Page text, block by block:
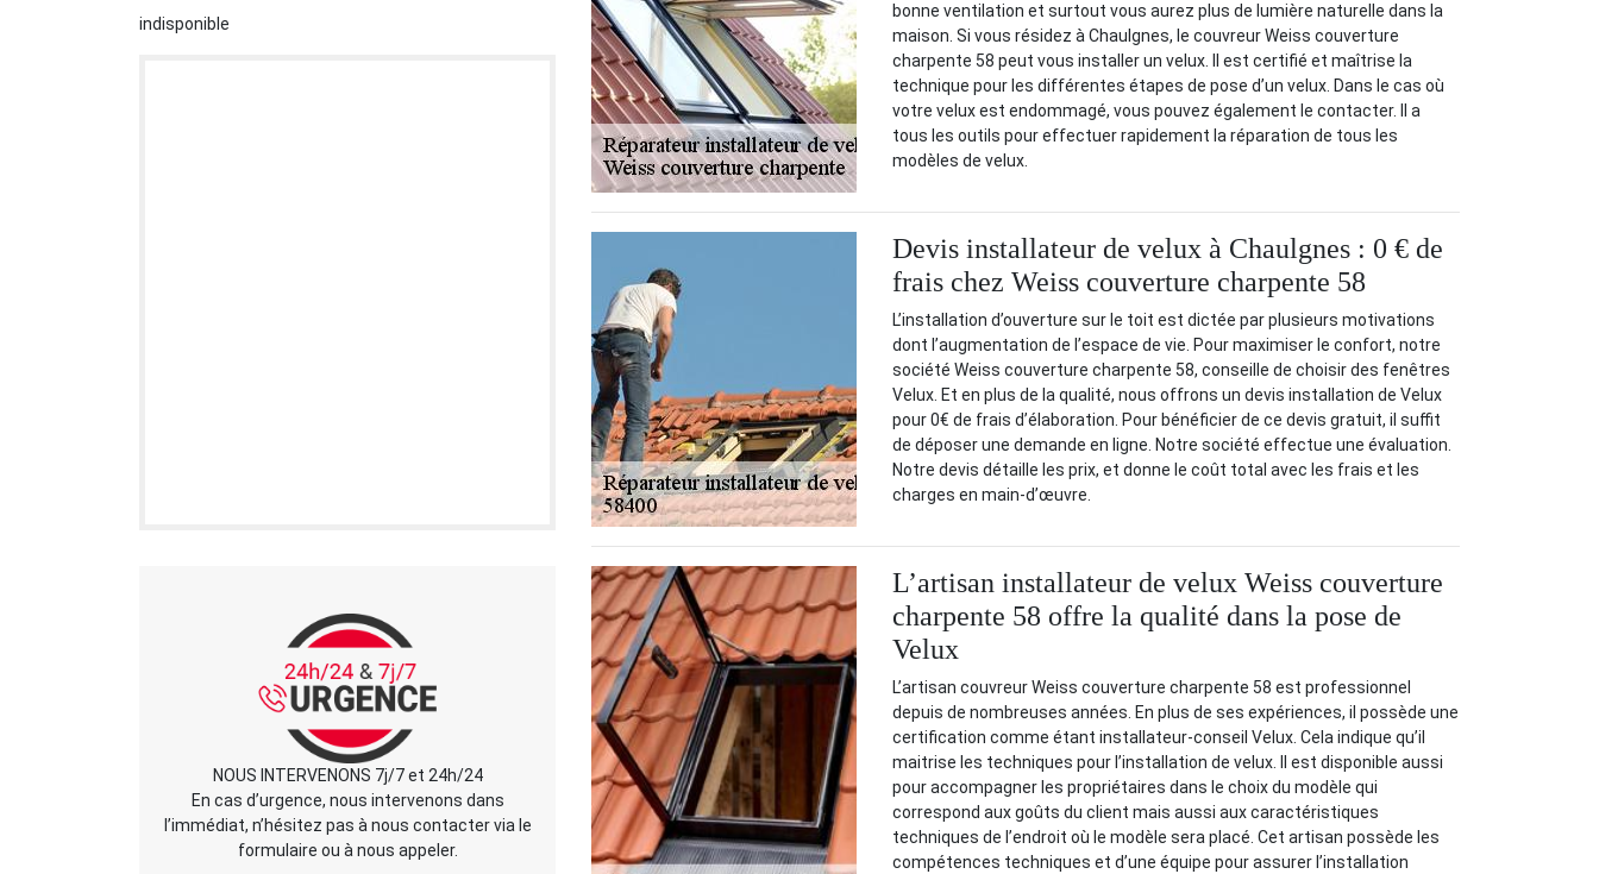
indisponible
NOUS INTERVENONS 7j/7 et 24h/24
En cas d’urgence, nous intervenons dans
l’immédiat, n’hésitez pas à nous contacter via le
formulaire ou à nous appeler.
bonne ventilation et surtout vous aurez plus de lumière naturelle dans la
maison. Si vous résidez à Chaulgnes, le couvreur Weiss couverture
charpente 58 peut vous installer un velux. Il est certifié et maîtrise la
technique pour les différentes étapes de pose d’un velux. Dans le cas où
votre velux est endommagé, vous pouvez également le contacter. Il a
tous les outils pour effectuer rapidement la réparation de tous les
modèles de velux.
Devis installateur de velux à Chaulgnes : 0 € de
frais chez Weiss couverture charpente 58
L’installation d’ouverture sur le toit est dictée par plusieurs motivations
dont l’augmentation de l’espace de vie. Pour maximiser le confort, notre
société Weiss couverture charpente 58, conseille de choisir des fenêtres
Velux. Et en plus de la qualité, nous offrons un devis installation de Velux
pour 0€ de frais d’élaboration. Pour bénéficier de ce devis gratuit, il suffit
de déposer une demande en ligne. Notre société effectue une évaluation.
Notre devis détaille les prix, et donne le coût total avec les frais et les
charges en main-d’œuvre.
L’artisan installateur de velux Weiss couverture
charpente 58 offre la qualité dans la pose de
Velux
L’artisan couvreur Weiss couverture charpente 58 est professionnel
depuis de nombreuses années. En plus de ses expériences, il possède une
certification comme étant installateur-conseil Velux. Cela indique qu’il
maitrise les techniques pour l’installation de velux. Il est disponible aussi
pour accompagner les propriétaires dans le choix du modèle qui
correspond aux goûts du client mais aussi aux caractéristiques
techniques de l’endroit où le modèle sera placé. Cet artisan possède les
compétences techniques et d’une équipe pour assurer l’installation